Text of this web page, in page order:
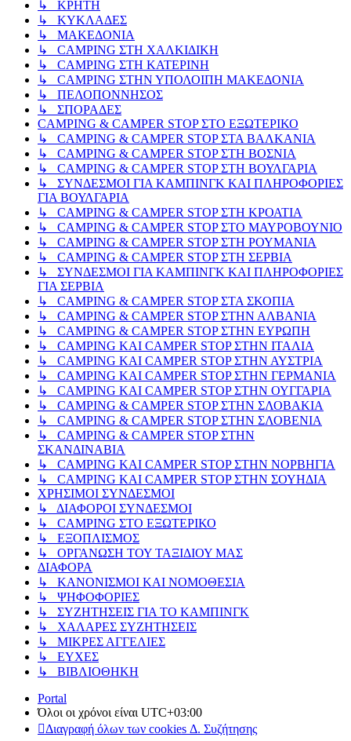
↳ ΚΡΗΤΗ
↳ ΚΥΚΛΑΔΕΣ
↳ ΜΑΚΕΔΟΝΙΑ
↳ CAMPING ΣΤΗ ΧΑΛΚΙΔΙΚΗ
↳ CAMPING ΣΤΗ ΚΑΤΕΡΙΝΗ
↳ CAMPING ΣΤΗΝ ΥΠΟΛΟΙΠΗ ΜΑΚΕΔΟΝΙΑ
↳ ΠΕΛΟΠΟΝΝΗΣΟΣ
↳ ΣΠΟΡΑΔΕΣ
CAMPING & CAMPER STOP ΣΤΟ ΕΞΩΤΕΡΙΚΟ
↳ CAMPING & CAMPER STOP ΣΤΑ ΒΑΛΚΑΝΙΑ
↳ CAMPING & CAMPER STOP ΣΤΗ ΒΟΣΝΙΑ
↳ CAMPING & CAMPER STOP ΣΤΗ ΒΟΥΛΓΑΡΙΑ
↳ ΣΥΝΔΕΣΜΟΙ ΓΙΑ ΚΑΜΠΙΝΓΚ ΚΑΙ ΠΛΗΡΟΦΟΡΙΕΣ
ΓΙΑ ΒΟΥΛΓΑΡΙΑ
↳ CAMPING & CAMPER STOP ΣΤΗ ΚΡΟΑΤΙΑ
↳ CAMPING & CAMPER STOP ΣΤΟ ΜΑΥΡΟΒΟΥΝΙΟ
↳ CAMPING & CAMPER STOP ΣΤΗ ΡΟΥΜΑΝΙΑ
↳ CAMPING & CAMPER STOP ΣΤΗ ΣΕΡΒΙΑ
↳ ΣΥΝΔΕΣΜΟΙ ΓΙΑ ΚΑΜΠΙΝΓΚ ΚΑΙ ΠΛΗΡΟΦΟΡΙΕΣ
ΓΙΑ ΣΕΡΒΙΑ
↳ CAMPING & CAMPER STOP ΣΤΑ ΣΚΟΠΙΑ
↳ CAMPING & CAMPER STOP ΣΤΗΝ ΑΛΒΑΝΙΑ
↳ CAMPING & CAMPER STOP ΣΤΗΝ ΕΥΡΩΠΗ
↳ CAMPING KAI CAMPER STOP ΣΤΗΝ ΙΤΑΛΙΑ
↳ CAMPING KAI CAMPER STOP ΣΤΗΝ ΑΥΣΤΡΙΑ
↳ CAMPING KAI CAMPER STOP ΣΤΗΝ ΓΕΡΜΑΝΙΑ
↳ CAMPING KAI CAMPER STOP ΣΤΗΝ ΟΥΓΓΑΡΙΑ
↳ CAMPING & CAMPER STOP ΣΤΗΝ ΣΛΟΒΑΚΙΑ
↳ CAMPING & CAMPER STOP ΣΤΗΝ ΣΛΟΒΕΝΙΑ
↳ CAMPING & CAMPER STOP ΣΤΗΝ
ΣΚΑΝΔΙΝΑΒΙΑ
↳ CAMPING KAI CAMPER STOP ΣΤΗΝ ΝΟΡΒΗΓΙΑ
↳ CAMPING KAI CAMPER STOP ΣΤΗΝ ΣΟΥΗΔΙΑ
ΧΡΗΣΙΜΟΙ ΣΥΝΔΕΣΜΟΙ
↳ ΔΙΑΦΟΡΟΙ ΣΥΝΔΕΣΜΟΙ
↳ CAMPING ΣΤΟ ΕΞΩΤΕΡΙΚΟ
↳ ΕΞΟΠΛΙΣΜΟΣ
↳ ΟΡΓΑΝΩΣΗ ΤΟΥ ΤΑΞΙΔΙΟΥ ΜΑΣ
ΔΙΑΦΟΡΑ
↳ ΚΑΝΟΝΙΣΜΟΙ ΚΑΙ ΝΟΜΟΘΕΣΙΑ
↳ ΨΗΦΟΦΟΡΙΕΣ
↳ ΣΥΖΗΤΗΣΕΙΣ ΓΙΑ ΤΟ ΚΑΜΠΙΝΓΚ
↳ ΧΑΛΑΡΕΣ ΣΥΖΗΤΗΣΕΙΣ
↳ ΜΙΚΡΕΣ ΑΓΓΕΛΙΕΣ
↳ ΕΥΧΕΣ
↳ ΒΙΒΛΙΟΘΗΚΗ
Portal
Όλοι οι χρόνοι είναι UTC+03:00
Διαγραφή όλων των cookies Δ. Συζήτησης